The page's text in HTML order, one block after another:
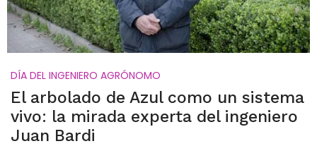
DÍA DEL INGENIERO AGRÓNOMO
El arbolado de Azul como un sistema
vivo: la mirada experta del ingeniero
Juan Bardi